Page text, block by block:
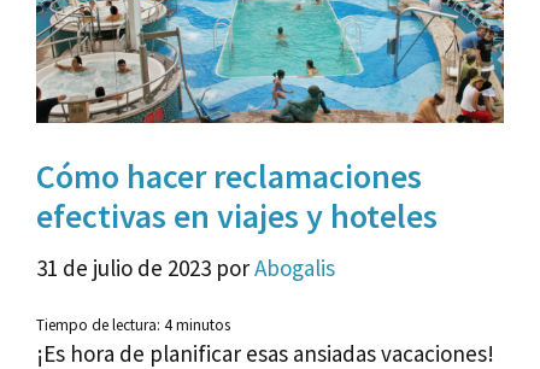
Cómo hacer reclamaciones
efectivas en viajes y hoteles
31 de julio de 2023 porAbogalis
Tiempo de lectura: 4minutos
¡Es hora de planificar esas ansiadas vacaciones!